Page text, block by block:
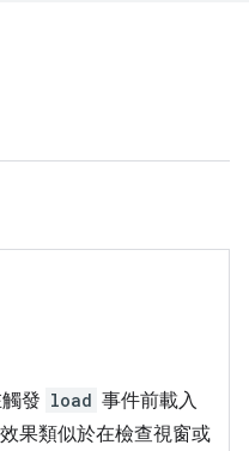
發 load 事件前載入
果類似於在檢查視窗或